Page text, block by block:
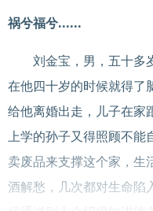
祸兮福兮......
刘金宝，男，五十多
在他四十岁的时候就得了
给他离婚出走，儿子在家
上学的孙子又得照顾不能
卖废品来支撑这个家，生
酒解愁，几次都对生命陷